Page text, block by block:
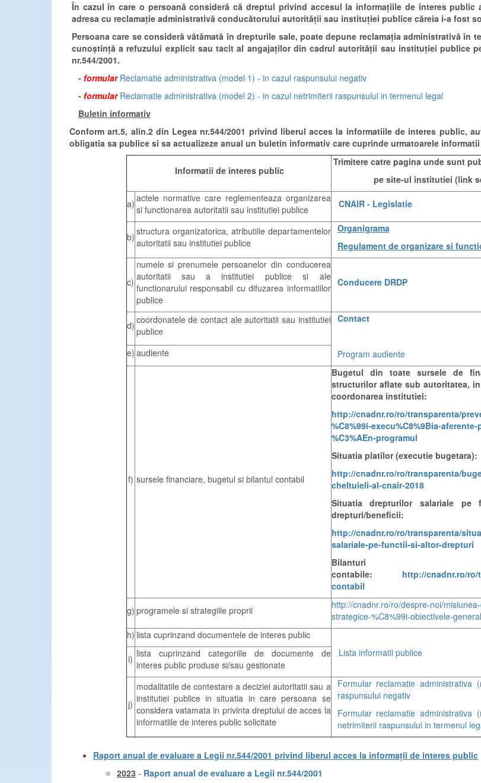
În cazul în care o persoană consideră că dreptul privind accesul la informațiile de interes public
adresa cu reclamație administrativă conducătorului autorității sau instituției publice căreia i-a fost
Persoana care se consideră vătămată în drepturile sale, poate depune reclamația administrativă în
cunoștință a refuzului explicit sau tacit al angajaților din cadrul autorității sau instituției publice
nr.544/2001.
- formular Reclamatie administrativa (model 1) - in cazul raspunsului negativ
- formular Reclamatie administrativa (model 2) - in cazul netrimiterii raspunsului in termenul legal
Buletin informativ
Conform art.5, alin.2 din Legea nr.544/2001 privind liberul acces la informatiile de interes public,
obligatia sa publice si sa actualizeze anual un buletin informativ care cuprinde urmatoarele
Informatii de interes public
Trimitere catre pagina unde sunt
pe site-ul institutiei (link
a) actele normative care reglementeaza organizarea
si functionarea autoritatii sau institutiei publice
CNAIR - Legislatie
b) structura organizatorica, atributiile departamentelor
autoritatii sau institutiei publice
Organigrama
Regulament de organizare si
c)
numele si prenumele persoanelor din conducerea
autoritatii sau a institutiei publice si ale
functionarului responsabil cu difuzarea informatiilor
publice
Conducere DRDP
d) coordonatele de contact ale autoritatii sau institutiei
publice
Contact
Program audiente
e) audiente
f) sursele financiare, bugetul si bilantul contabil
Bugetul din toate sursele de
structurilor aflate sub autoritatea,
coordonarea institutiei:
http://cnadnr.ro/ro/transparenta/
%C8%99i-execu%C8%9Bia-
%C3%AEn-programul
Situatia platilor (executie bugetara):
http://cnadnr.ro/ro/transparenta/
cheltuieli-al-cnair-2018
Situatia drepturilor salariale
drepturi/beneficii:
http://cnadnr.ro/ro/transparenta/
salariale-pe-functii-si-altor-drepturi
Bilanturi
contabile: http://cnadnr.ro/
contabil
g) programele si strategiile proprii
http://cnadnr.ro/ro/despre-noi/
strategice-%C8%99i-obiectivele-
h) lista cuprinzand documentele de interes public
Lista informatii publice
i) lista cuprinzand categoriile de documente de
interes public produse si/sau gestionate
j)
modalitatile de contestare a deciziei autoritatii sau a
institutiei publice in situatia in care persoana se
considera vatamata in privinta dreptului de acces la
informatiile de interes public solicitate
Formular reclamatie
raspunsului negativ
Formular reclamatie
netrimiterii raspunsului in termenul
Raport anual de evaluare a Legii nr.544/2001 privind liberul acces la informații de interes public
2023 - Raport anual de evaluare a Legii nr.544/2001